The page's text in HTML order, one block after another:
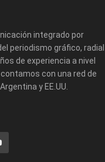
integrado por
periodismo gráfico,
de experiencia a nivel
con una red de
y EE.UU.